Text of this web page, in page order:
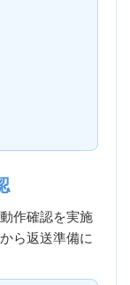
作確認を実施
ら返送準備に